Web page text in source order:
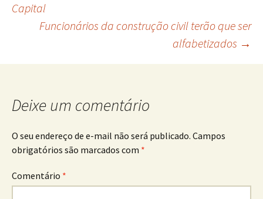
de
posts
Capital
Funcionários da construção civil terão que ser
alfabetizados →
Deixe um comentário
O seu endereço de e-mail não será publicado. Campos
obrigatórios são marcados com *
Comentário *